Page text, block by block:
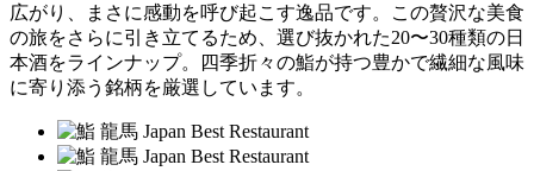
広がり、まさに感動を呼び起こす逸品です。この贅沢な美食
の旅をさらに引き立てるため、選び抜かれた20〜30種類の日
本酒をラインナップ。四季折々の鮨が持つ豊かで繊細な風味
に寄り添う銘柄を厳選しています。